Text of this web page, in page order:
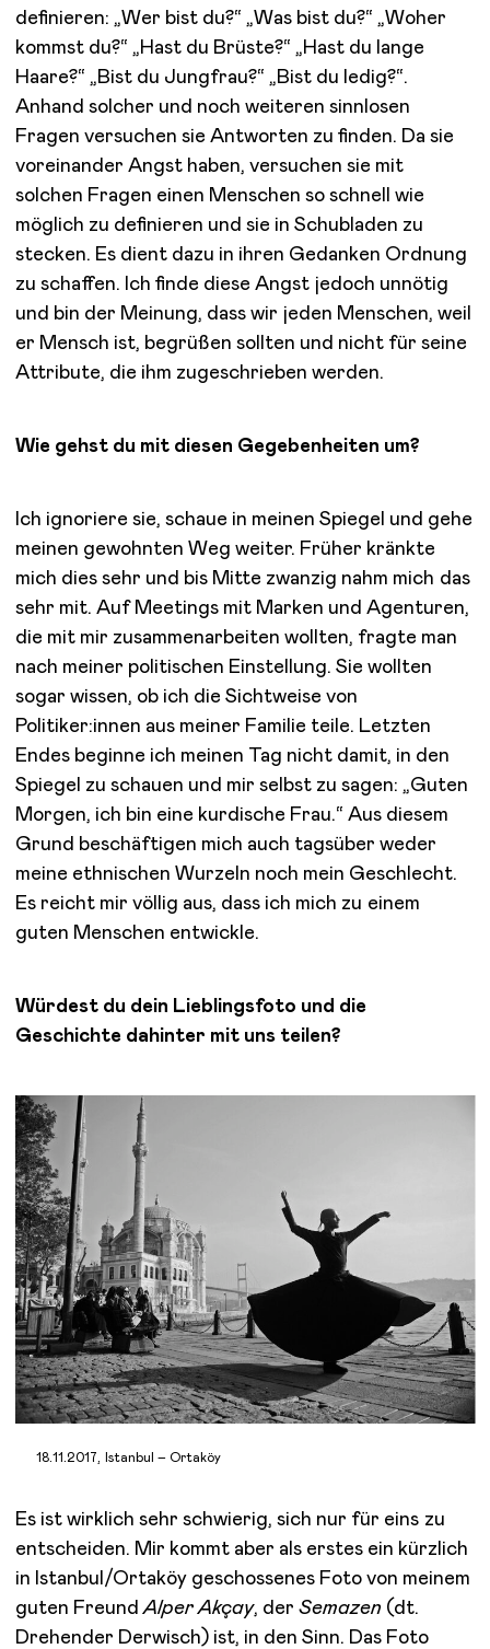
definieren: „Wer bist du?“ „Was bist du?“ „Woher
kommst du?“ „Hast du Brüste?“ „Hast du lange
Haare?“ „Bist du Jungfrau?“ „Bist du ledig?“.
Anhand solcher und noch weiteren sinnlosen
Fragen versuchen sie Antworten zu finden. Da sie
voreinander Angst haben, versuchen sie mit
solchen Fragen einen Menschen so schnell wie
möglich zu definieren und sie in Schubladen zu
stecken. Es dient dazu in ihren Gedanken Ordnung
zu schaffen. Ich finde diese Angst jedoch unnötig
und bin der Meinung, dass wir jeden Menschen, weil
er Mensch ist, begrüßen sollten und nicht für seine
Attribute, die ihm zugeschrieben werden.
Wie gehst du mit diesen Gegebenheiten um?
Ich ignoriere sie, schaue in meinen Spiegel und gehe
meinen gewohnten Weg weiter. Früher kränkte
mich dies sehr und bis Mitte zwanzig nahm mich das
sehr mit. Auf Meetings mit Marken und Agenturen,
die mit mir zusammenarbeiten wollten, fragte man
nach meiner politischen Einstellung. Sie wollten
sogar wissen, ob ich die Sichtweise von
Politiker:innen aus meiner Familie teile. Letzten
Endes beginne ich meinen Tag nicht damit, in den
Spiegel zu schauen und mir selbst zu sagen: „Guten
Morgen, ich bin eine kurdische Frau.“ Aus diesem
Grund beschäftigen mich auch tagsüber weder
meine ethnischen Wurzeln noch mein Geschlecht.
Es reicht mir völlig aus, dass ich mich zu einem
guten Menschen entwickle.
Würdest du dein Lieblingsfoto und die
Geschichte dahinter mit uns teilen?
18.11.2017, Istanbul – Ortaköy
Es ist wirklich sehr schwierig, sich nur für eins zu
entscheiden. Mir kommt aber als erstes ein kürzlich
in Istanbul/Ortaköy geschossenes Foto von meinem
guten FreundAlper Akçay, derSemazen (dt.
Drehender Derwisch) ist, in den Sinn. Das Foto